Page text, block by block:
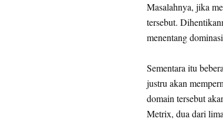
Masalahnya, jika
tersebut.
menentang
Sementara itu
justru akan
domain tersebut
Metrix, dua dari